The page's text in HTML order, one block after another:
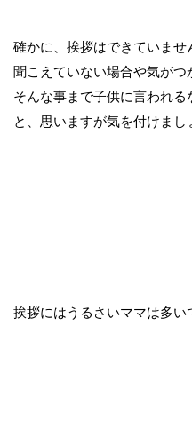
確かに、挨拶はできていませ
聞こえていない場合や気がつ
そんな事まで子供に言われる
と、思いますが気を付けまし
挨拶にはうるさいママは多い